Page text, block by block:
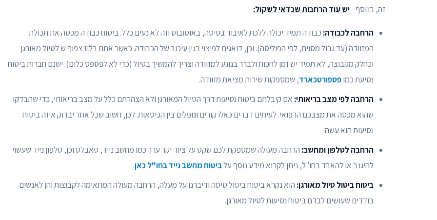
זה, בנוסף -יש עוד הרחבות שכדאי לשקול:
הרחבה לכבודה: כבודה תמיד יכולה ללכת לאיבוד בטיסה, באוטובוס וזה לא נעים כלל. ביטוח כבודה מכסה את תכולת
המזוודה (עד גבול מסוים, לפי הפוליסה). וכן, דואגים לפיצוי בגין עיכוב של הכבודה. כאשר אתם בלוז צפוף ש לטיול מאורגן
וכחלק מקבוצה, לא תמיד יש זמן לחכות ולברר בנוגע למזוודה וצריך להמשיך בטיול (כדי לא לפספס כלום). ישנם חברות ביטוח
נסיעת כמופספורטכארד, שמספקות שירות מציאת מזוודה.
הרחבה לפי מצב בריאותי: אם קיבלתם ביטוח נסיעות דרך הטיול המאורגן ולא הצהרתם כלל על מצב בריאותי, כדי שתבדקו
שהוא מכסה את מצבכם הרפואי. לעיתים דברים כאלו קורים ונופלים בין הכיסאות. לכן, חשוב שכל אחד יבדוק איזה ביטוח
נסיעות הוא עשה.
הרחבה לטלפון ומחשב: הרחבה מעולה שמספקת לכם שקט על ציוד יקר ערך כמו מחשב נייד, טאבלט וכן, טלפון נייד שעשוי
להיגנב או להאבד בחו"ל, ניתן לקרוא מידע נוסף עלביטוח מחשב נייד בחו"ל כאן.
ביטוח ביטול טיול מאורגן: הוא נקרא ביטוח ביטול טיסה ודיברנו על מעלה, הרחבה מעולה המתאימה לקבוצות והן לאנשים
בודדים שעושים לבדם ביטוח נסיעות לטיול מאורגן.